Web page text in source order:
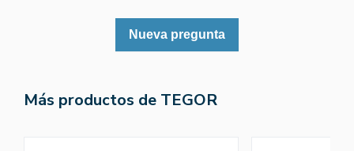
Nueva pregunta
Más productos de TEGOR